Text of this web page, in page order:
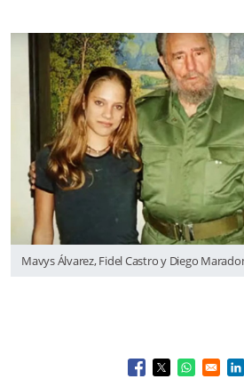
Mavys Álvarez, Fidel Castro y Diego
Opens in a new
Opens in a
Opens